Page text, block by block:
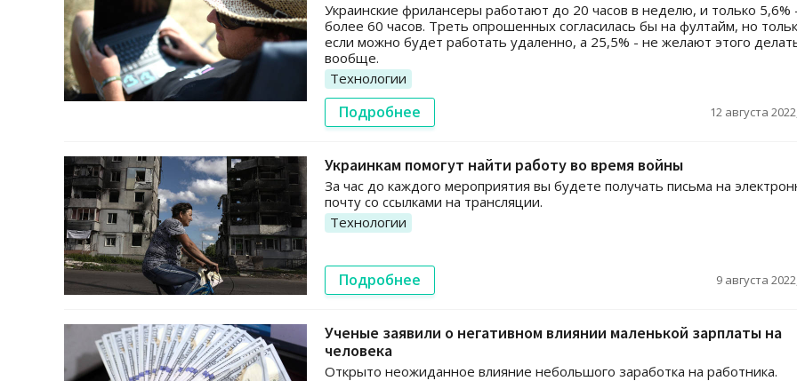
Украинские фрилансеры работают до 20 часов в неделю, и только 5,6%
более 60 часов. Треть опрошенных согласилась бы на фултайм, но
если можно будет работать удаленно, а 25,5% - не желают этого
вообще.
Технологии
Подробнее 12 августа
Украинкам помогут найти работу во время войны
За час до каждого мероприятия вы будете получать письма на
почту со ссылками на трансляции.
Технологии
Подробнее 9 августа
Ученые заявили о негативном влиянии маленькой зарплаты на
человека
Открыто неожиданное влияние небольшого заработка на работника.